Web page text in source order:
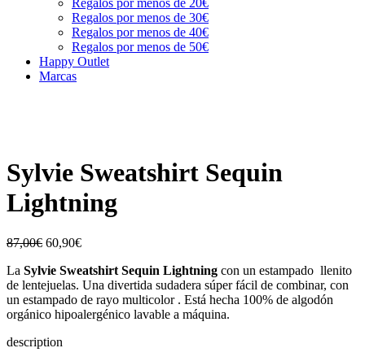
Regalos por menos de 30€
Regalos por menos de 40€
Regalos por menos de 50€
Happy Outlet
Marcas
Sylvie Sweatshirt Sequin
Lightning
87,00€ 60,90€
La Sylvie Sweatshirt Sequin Lightning con un estampado llenito
de lentejuelas. Una divertida sudadera súper fácil de combinar, con
un estampado de rayo multicolor . Está hecha 100% de algodón
orgánico hipoalergénico lavable a máquina.
description